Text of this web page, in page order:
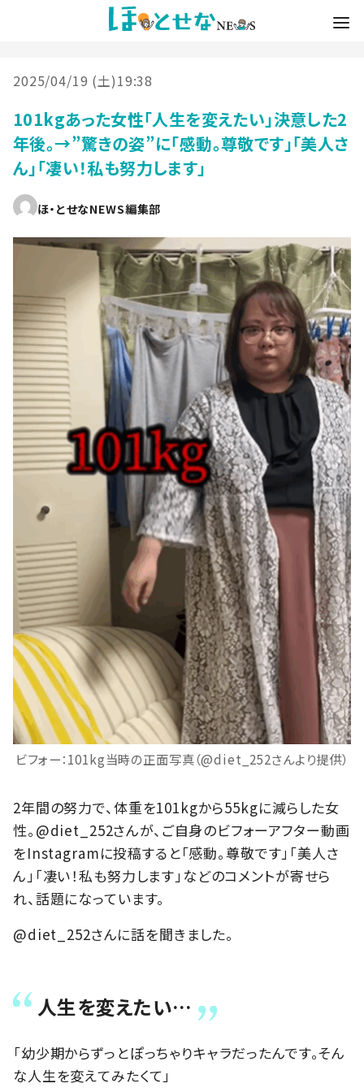
2025/04/19 (土)19:38
101kgあった女性「人生を変えたい」決意した2
年後。→”驚きの姿”に「感動。尊敬です」「美人さ
ん」「凄い！私も努力します」
ほ・とせなNEWS編集部
ビフォー：101kg当時の正面写真（@diet_252さんより提供）
2年間の努力で、体重を101kgから55kgに減らした女
性。@diet_252さんが、ご自身のビフォーアフター動画
をInstagramに投稿すると「感動。尊敬です」「美人さ
ん」「凄い！私も努力します」などのコメントが寄せら
れ、話題になっています。
@diet_252さんに話を聞きました。
人生を変えたい…
「幼少期からずっとぽっちゃりキャラだったんです。そん
な人生を変えてみたくて」